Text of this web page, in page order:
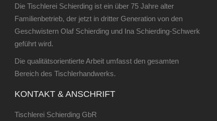
Die Tischlerei Schierding ist ein über 75 Jahre alter
Familienbetrieb, der jetzt in dritter Generation von den
Geschwistern Olaf Schierding und Ina Schierding-Schwerk
geführt wird.
Die qualitätsorientierte Arbeit umfasst den gesamten
Bereich des Tischlerhandwerks.
KONTAKT & ANSCHRIFT
Tischlerei Schierding GbR